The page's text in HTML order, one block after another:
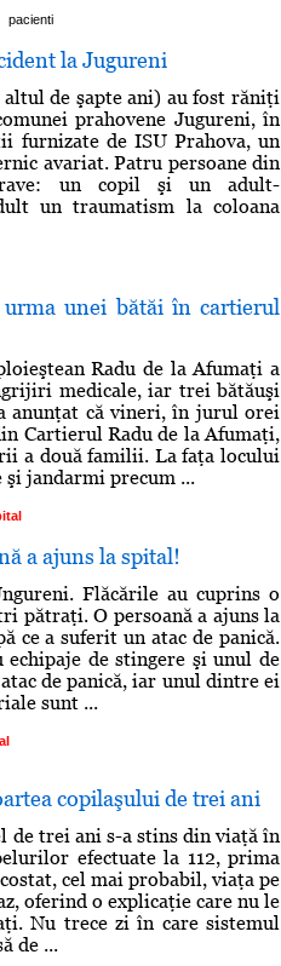
pacienti
la Jugureni
de şapte ani) au fost răniţi
prahovene Jugureni, în
furnizate de ISU Prahova, un
avariat. Patru persoane din
un copil şi un adult-
un traumatism la coloana
unei bătăi în cartierul
Radu de la Afumaţi a
medicale, iar trei bătăuşi
anunţat că vineri, în jurul orei
Cartierul Radu de la Afumaţi,
a două familii. La faţa locului
jandarmi precum ...
a ajuns la spital!
Flăcările au cuprins o
pătraţi. O persoană a ajuns la
ce a suferit un atac de panică.
de stingere şi unul de
de panică, iar unul dintre ei
sunt ...
copilaşului de trei ani
de trei ani s-a stins din viaţă în
efectuate la 112, prima
cel mai probabil, viaţa pe
oferind o explicaţie care nu le
Nu trece zi în care sistemul
de ...